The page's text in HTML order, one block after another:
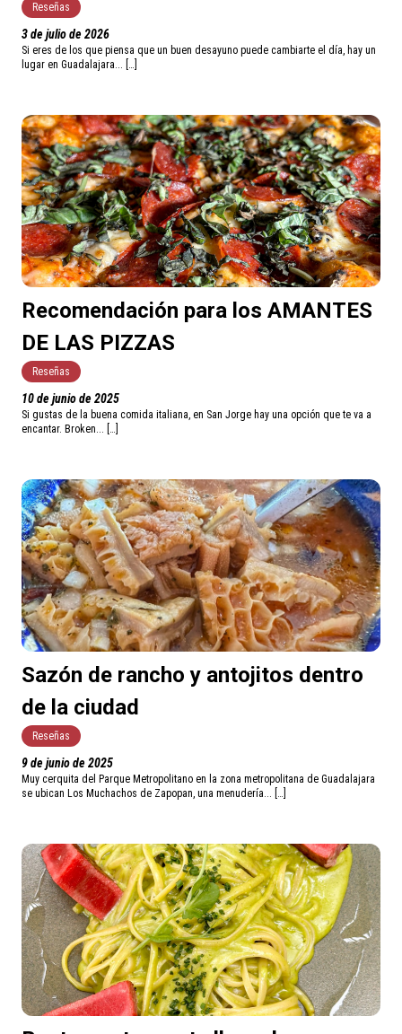
Reseñas
3 de julio de 2026
Si eres de los que piensa que un buen desayuno puede cambiarte el día, hay un
lugar en Guadalajara... […]
Recomendación para los AMANTES
DE LAS PIZZAS
Reseñas
10 de junio de 2025
Si gustas de la buena comida italiana, en San Jorge hay una opción que te va a
encantar. Broken... […]
Sazón de rancho y antojitos dentro
de la ciudad
Reseñas
9 de junio de 2025
Muy cerquita del Parque Metropolitano en la zona metropolitana de Guadalajara
se ubican Los Muchachos de Zapopan, una menudería... […]